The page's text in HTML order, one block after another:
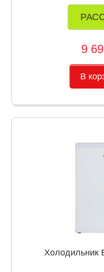
9
В
Холодильник